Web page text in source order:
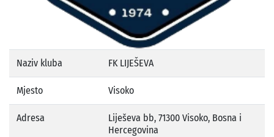
Naziv kluba FK LIJEŠEVA
Mjesto Visoko
Adresa
Liješeva bb, 71300 Visoko, Bosna i
Hercegovina